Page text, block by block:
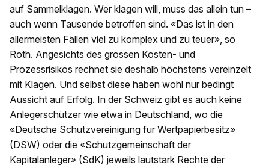
auf Sammelklagen. Wer klagen will, muss das allein tun –
auch wenn Tausende betroffen sind. «Das ist in den
allermeisten Fällen viel zu komplex und zu teuer», so
Roth. Angesichts des grossen Kosten- und
Prozessrisikos rechnet sie deshalb höchstens vereinzelt
mit Klagen. Und selbst diese haben wohl nur bedingt
Aussicht auf Erfolg. In der Schweiz gibt es auch keine
Anlegerschützer wie etwa in Deutschland, wo die
«Deutsche Schutzvereinigung für Wertpapierbesitz»
(DSW) oder die «Schutzgemeinschaft der
Kapitalanleger» (SdK) jeweils lautstark Rechte der